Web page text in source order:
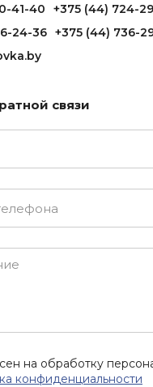
связи
на обработку
конфиденциальности
41-40
+375 (44) 724-
24-36 +375 (44) 736-